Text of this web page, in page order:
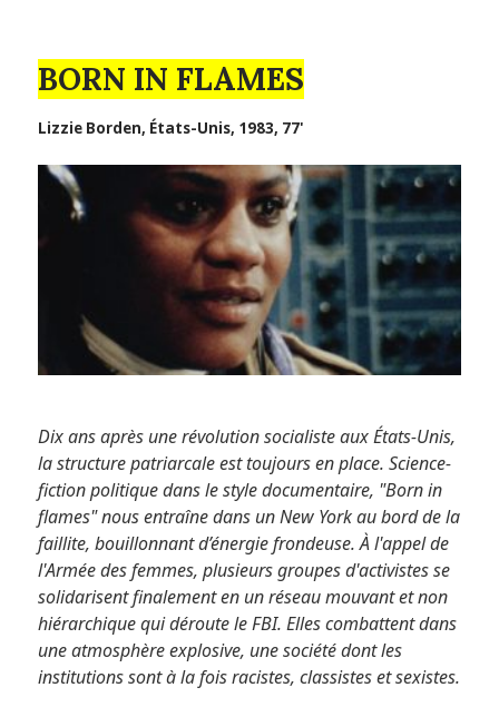
BORN IN FLAMES
Lizzie Borden, États-Unis, 1983, 77'
Dix ans après une révolution socialiste aux États-Unis,
la structure patriarcale est toujours en place. Science-
fiction politique dans le style documentaire, "Born in
flames" nous entraîne dans un New York au bord de la
faillite, bouillonnant d’énergie frondeuse. À l'appel de
l'Armée des femmes, plusieurs groupes d'activistes se
solidarisent finalement en un réseau mouvant et non
hiérarchique qui déroute le FBI. Elles combattent dans
une atmosphère explosive, une société dont les
institutions sont à la fois racistes, classistes et sexistes.